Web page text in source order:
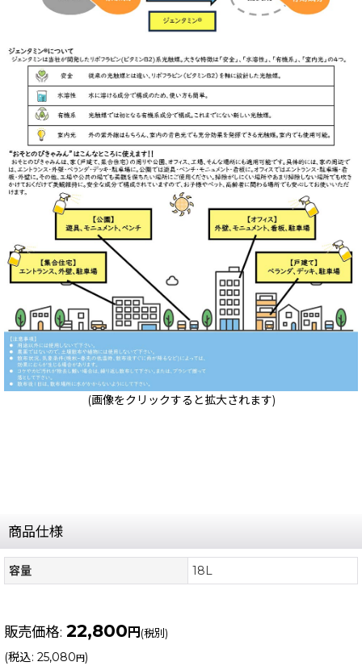
(画像をクリックすると拡大されます)
商品仕様
容量 18L
販売価格: 22,800 円 (税別)
(税込: 25,080円)